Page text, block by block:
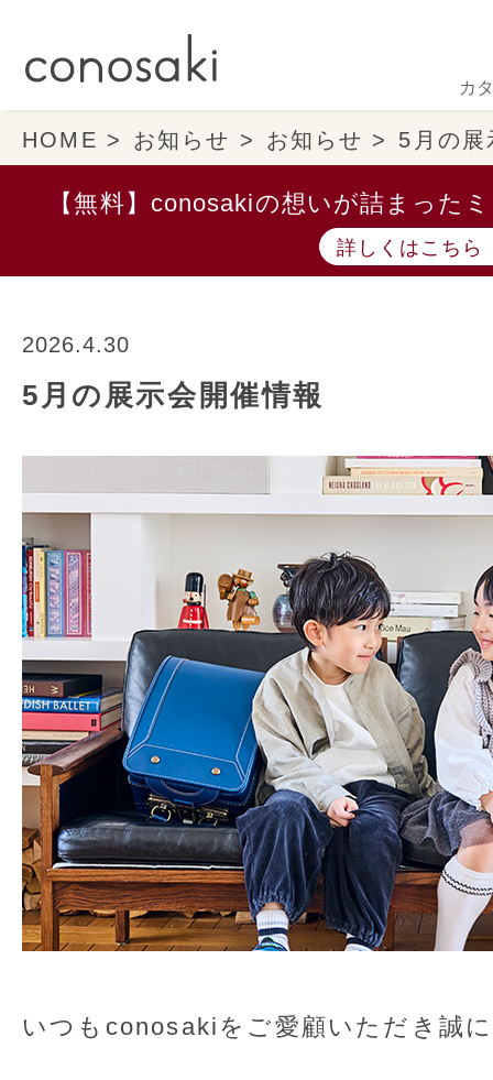
カ
HOME お知らせ お知らせ 5月の展
【無料】conosakiの想いが詰まった
詳しくはこちら
2026.4.30
5月の展示会開催情報
いつもconosakiをご愛顧いただき誠